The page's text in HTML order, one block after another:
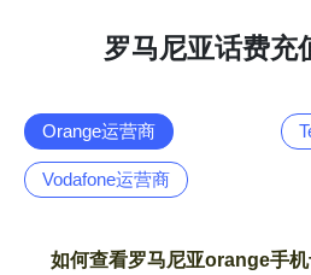
罗马尼亚话费充
Orange运营商
Vodafone运营商
如何查看罗马尼亚orange手机